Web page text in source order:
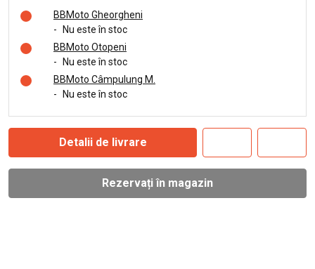
BBMoto Gheorgheni
-
Nu este în stoc
BBMoto Otopeni
-
Nu este în stoc
BBMoto Câmpulung M.
-
Nu este în stoc
Detalii de livrare
Rezervați în magazin